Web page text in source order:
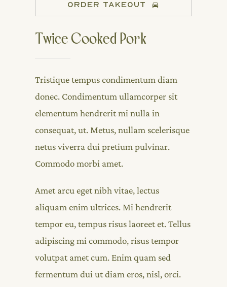
ORDER TAKEOUT
Twice Cooked Pork
Tristique tempus condimentum diam
donec. Condimentum ullamcorper sit
elementum hendrerit mi nulla in
consequat, ut. Metus, nullam scelerisque
netus viverra dui pretium pulvinar.
Commodo morbi amet.
Amet arcu eget nibh vitae, lectus
aliquam enim ultrices. Mi hendrerit
tempor eu, tempus risus laoreet et. Tellus
adipiscing mi commodo, risus tempor
volutpat amet cum. Enim quam sed
fermentum dui ut diam eros, nisl, orci.